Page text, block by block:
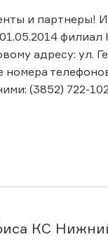
и партнеры!
филиал
адресу: ул.
номера
(3852) 722-
КС